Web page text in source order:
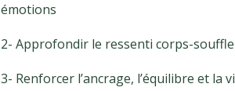
émotions
2- Approfondir le ressenti
3- Renforcer l’ancrage, l’équilibre